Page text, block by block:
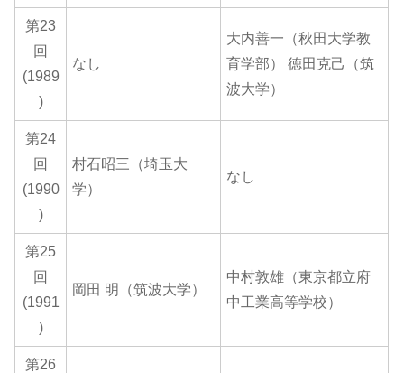
第23
回
(1989
)
なし
大内善一（秋田大学教
育学部） 徳田克己（筑
波大学）
第24
回
(1990
)
村石昭三（埼玉大
学）
なし
第25
回
(1991
)
岡田 明（筑波大学）
中村敦雄（東京都立府
中工業高等学校）
第26